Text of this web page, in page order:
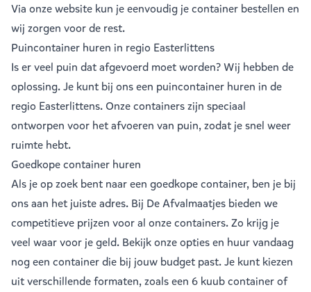
Via onze website kun je eenvoudig jecontainer bestellen en
wij zorgen voor de rest.
Puincontainer huren in regio Easterlittens
Is er veel puin dat afgevoerd moet worden? Wij hebben de
oplossing. Je kunt bij ons een puincontainer huren in de
regio Easterlittens. Onze containers zijn speciaal
ontworpen voor het afvoeren van puin, zodat je snel weer
ruimte hebt.
Goedkope container huren
Als je op zoek bent naar een goedkope container, ben je bij
ons aan het juiste adres. Bij De Afvalmaatjes bieden we
competitieve prijzen voor al onze containers. Zo krijg je
veel waar voor je geld. Bekijk onze opties en huur vandaag
nog een container die bij jouw budget past. Je kunt kiezen
uit verschillende formaten, zoals een 6 kuub containerof